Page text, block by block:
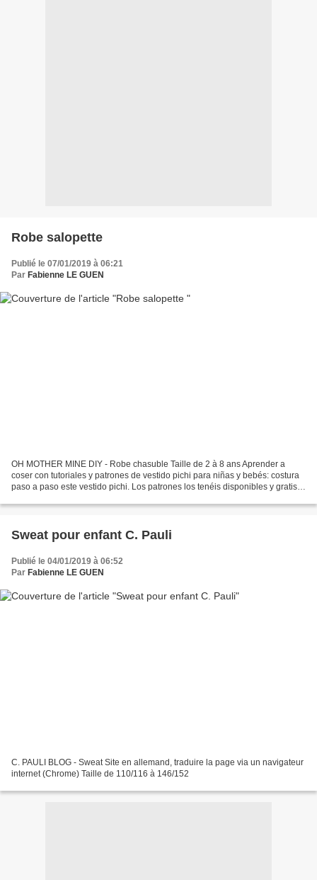
Robe salopette
Publié le 07/01/2019 à 06:21
Par Fabienne LE GUEN
OH MOTHER MINE DIY - Robe chasuble Taille de 2 à 8 ans Aprender a
coser con tutoriales y patrones de vestido pichi para niñas y bebés: costura
paso a paso este vestido pichi. Los patrones los tenéis disponibles y gratis
Sweat pour enfant C. Pauli
Publié le 04/01/2019 à 06:52
Par Fabienne LE GUEN
C. PAULI BLOG - Sweat Site en allemand, traduire la page via un navigateur
internet (Chrome) Taille de 110/116 à 146/152